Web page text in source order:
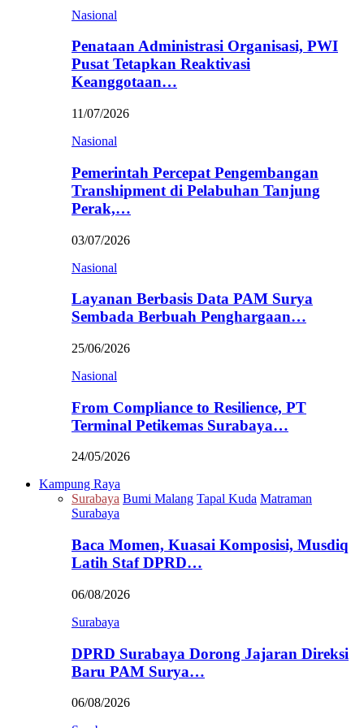
Nasional
Penataan Administrasi Organisasi, PWI
Pusat Tetapkan Reaktivasi
Keanggotaan…
11/07/2026
Nasional
Pemerintah Percepat Pengembangan
Transhipment di Pelabuhan Tanjung
Perak,…
03/07/2026
Nasional
Layanan Berbasis Data PAM Surya
Sembada Berbuah Penghargaan…
25/06/2026
Nasional
From Compliance to Resilience, PT
Terminal Petikemas Surabaya…
24/05/2026
Kampung Raya
Surabaya Bumi Malang Tapal Kuda Matraman
Surabaya
Baca Momen, Kuasai Komposisi, Musdiq
Latih Staf DPRD…
06/08/2026
Surabaya
DPRD Surabaya Dorong Jajaran Direksi
Baru PAM Surya…
06/08/2026